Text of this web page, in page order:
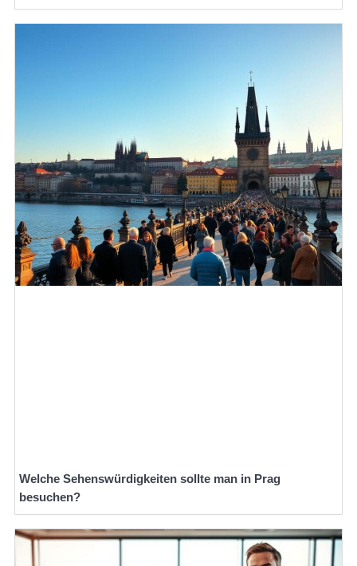
Welche Sehenswürdigkeiten sollte man in Prag
besuchen?